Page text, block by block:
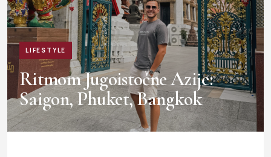
LIFESTYLE
Ritmom Jugoistočne Azije:
Saigon, Phuket, Bangkok